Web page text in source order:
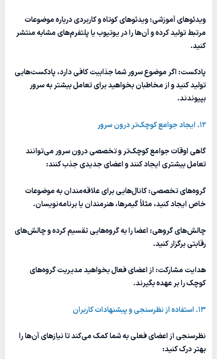
ویدئوهای آموزشی: ویدئوهای کوتاه و کاربردی درباره موضوعات
مرتبط تولید کرده و آن‌ها را در یوتیوب یا پلتفرم‌های مشابه منتشر
کنید.
پادکست: اگر موضوع سرور شما جذابیت کافی دارد، پادکست‌هایی
تولید کنید و از مخاطبان بخواهید برای تعامل بیشتر به سرور
بپیوندند.
12. ایجاد جوامع کوچک‌تر درون سرور
گاهی اوقات جوامع کوچک‌تر و تخصصی درون سرور می‌توانند
تعامل بیشتری ایجاد کنند و اعضای جدیدی جذب کنند:
گروه‌های تخصصی: کانال‌هایی برای علاقه‌مندان به موضوعات
خاص ایجاد کنید، مثلاً گیمرها، هنرمندان یا برنامه‌نویسان.
چالش‌های گروهی: اعضا را به گروه‌هایی تقسیم کرده و چالش‌های
رقابتی برگزار کنید.
هدایت مشارکت: از اعضای فعال بخواهید مدیریت گروه‌های
کوچک را بر عهده بگیرند.
13. استفاده از نظرسنجی و پیشنهادات کاربران
نظرسنجی از اعضای فعلی به شما کمک می‌کند تا نیازهای آن‌ها را
بهتر درک کنید: